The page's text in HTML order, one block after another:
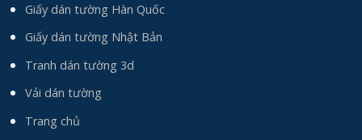
Giấy dán tường Hàn Quốc
Giấy dán tường Nhật Bản
Tranh dán tường 3d
Vải dán tường
Trang chủ